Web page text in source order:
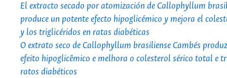
El extracto secado por atomización de Callophyllum
produce un potente efecto hipoglicémico y mejora el
y los triglicéridos en ratas diabéticas
O extrato seco de Callophyllum brasiliense Cambés
efeito hipoglicêmico e melhora o colesterol sérico total e
ratos diabéticos